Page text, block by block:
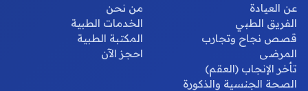
عن العيادة
الفريق الطبي
قصص نجاح وتجارب
المرضى
تأخر الإنجاب (العقم)
الصحة الجنسية والذكورة
من نحن
الخدمات الطبية
المكتبة الطبية
احجز الآن